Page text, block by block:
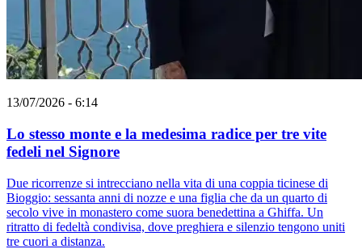
13/07/2026 - 6:14
Lo stesso monte e la medesima radice per tre vite
fedeli nel Signore
Due ricorrenze si intrecciano nella vita di una coppia ticinese di
Bioggio: sessanta anni di nozze e una figlia che da un quarto di
secolo vive in monastero come suora benedettina a Ghiffa. Un
ritratto di fedeltà condivisa, dove preghiera e silenzio tengono uniti
tre cuori a distanza.